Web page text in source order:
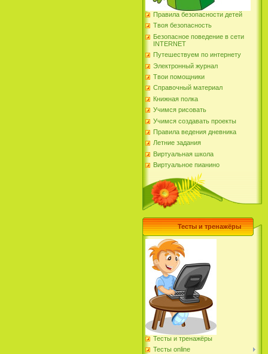
Правила безопасности детей
Твоя безопасность
Безопасное поведение в сети
INTERNET
Путешествуем по интернету
Электронный журнал
Твои помощники
Справочный материал
Книжная полка
Учимся рисовать
Учимся создавать проекты
Правила ведения дневника
Летние задания
Виртуальная школа
Виртуальное пианино
Тесты и тренажёры
Тесты и тренажёры
Тесты online